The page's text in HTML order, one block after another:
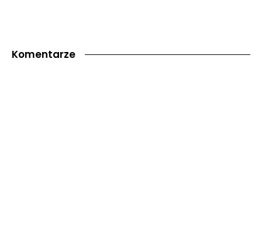
Komentarze